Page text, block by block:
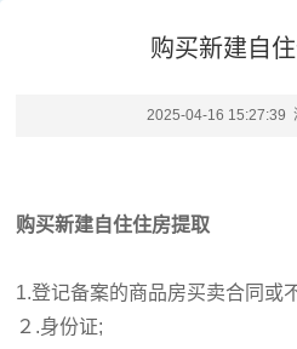
购买新建自
2025-04-16 15:27:39
购买新建自住住房提取
1.登记备案的商品房买卖合同或
２.身份证;